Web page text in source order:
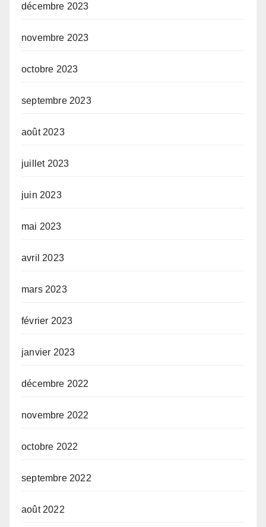
décembre 2023
novembre 2023
octobre 2023
septembre 2023
août 2023
juillet 2023
juin 2023
mai 2023
avril 2023
mars 2023
février 2023
janvier 2023
décembre 2022
novembre 2022
octobre 2022
septembre 2022
août 2022